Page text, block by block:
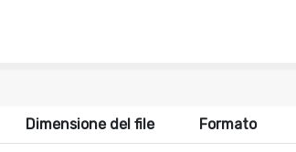
Dimensione del file Formato